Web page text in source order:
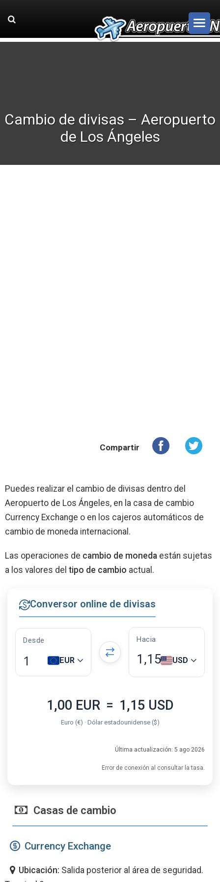
Cambio de divisas – Aeropuerto
de Los Ángeles
Compartir
Puedes realizar el cambio de divisas dentro del
Aeropuerto de Los Ángeles, en la casa de cambio
Currency Exchange o en los cajeros automáticos de
cambio de moneda internacional.
Las operaciones de cambio de moneda están sujetas
a los valores del tipo de cambio actual.
Conversor online de divisas
Desde
EUR
Hacia
1,15 USD
1,00 EUR = 1,15 USD
Euro (€) · Dólar estadounidense ($)
Última actualización: 5 ago 2026
Error de conexión al consultar la tasa.
Casas de cambio
Currency Exchange
Ubicación: Salida posterior al área de seguridad.